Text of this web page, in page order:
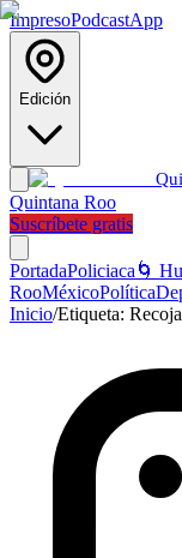
ImpresoPodcastApp
Edición
Quintana Roo
Suscríbete gratis
PortadaPoliciaca 🌀
RooMéxicoPolítica
Inicio/Etiqueta: